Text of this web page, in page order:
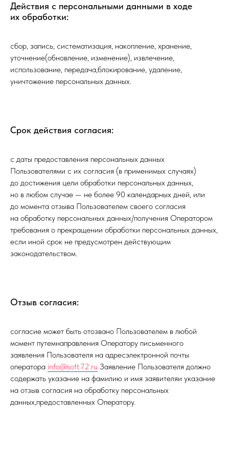
Действия с персональными данными в ходе
их обработки:
сбор, запись, систематизация, накопление, хранение,
уточнение(обновление, изменение), извлечение,
использование, передача,блокирование, удаление,
уничтожение персональных данных.
Срок действия согласия:
с даты предоставления персональных данных
Пользователями с их согласия (в применимых случаях)
до достижения цели обработки персональных данных,
но в любом случае — не более 90 календарных дней, или
до момента отзыва Пользователем своего согласия
на обработку персональных данных/получения Оператором
требования о прекращении обработки персональных данных,
если иной срок не предусмотрен действующим
законодательством.
Отзыв согласия:
согласие может быть отозвано Пользователем в любой
момент путемнаправления Оператору письменного
заявления Пользователя на адресэлектронной почты
оператора info@soft.72.ru Заявление Пользователя должно
содержать указание на фамилию и имя заявителяи указание
на отзыв согласия на обработку персональных
данных,предоставленных Оператору.